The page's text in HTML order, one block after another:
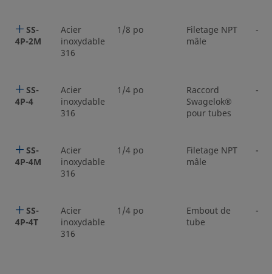
SS-
4P-2M
Acier
inoxydable
316
1/8 po
Filetage NPT
mâle
-
SS-
4P-4
Acier
inoxydable
316
1/4 po
Raccord
Swagelok®
pour tubes
-
SS-
4P-4M
Acier
inoxydable
316
1/4 po
Filetage NPT
mâle
-
SS-
4P-4T
Acier
inoxydable
316
1/4 po
Embout de
tube
-